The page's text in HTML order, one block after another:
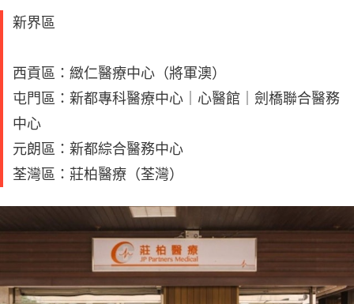
新界區
西貢區：緻仁醫療中心（將軍澳）
屯門區：新都專科醫療中心｜心醫館｜劍橋聯合醫務
中心
元朗區：新都綜合醫務中心
荃灣區：莊柏醫療（荃灣）